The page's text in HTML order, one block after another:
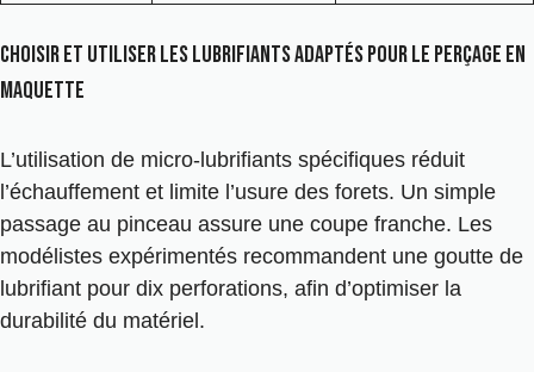
Choisir et utiliser les lubrifiants adaptés pour le perçage en
maquette
L’utilisation de micro-lubrifiants spécifiques réduit
l’échauffement et limite l’usure des forets. Un simple
passage au pinceau assure une coupe franche. Les
modélistes expérimentés recommandent une goutte de
lubrifiant pour dix perforations, afin d’optimiser la
durabilité du matériel.